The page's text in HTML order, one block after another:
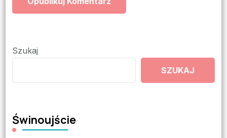
Szukaj
SZUKAJ
Świnoujście